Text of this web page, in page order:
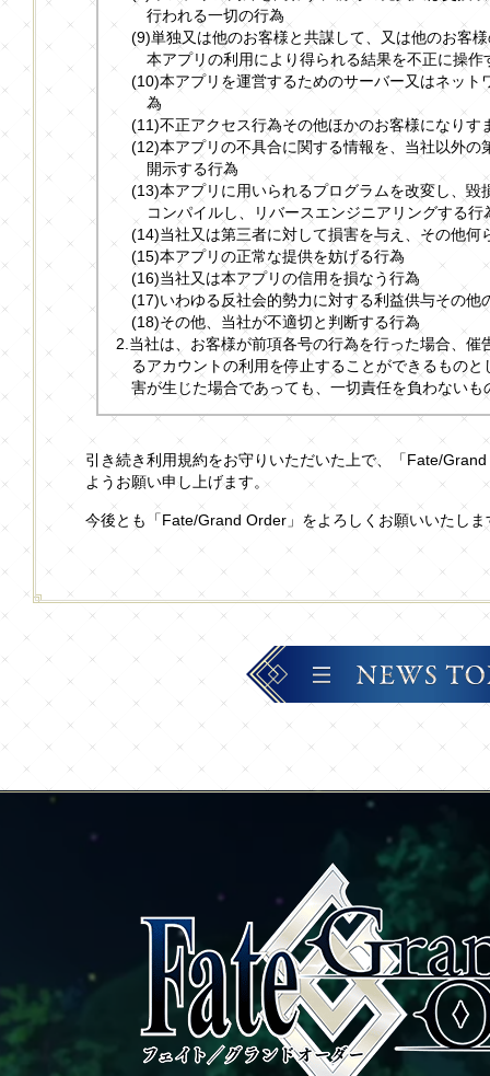
行われる一切の行為
(9)単独又は他のお客様と共謀して、又は他のお客
本アプリの利用により得られる結果を不正に操作
(10)本アプリを運営するためのサーバー又はネット
為
(11)不正アクセス行為その他ほかのお客様になりす
(12)本アプリの不具合に関する情報を、当社以外の
開示する行為
(13)本アプリに用いられるプログラムを改変し、毀
コンパイルし、リバースエンジニアリングする行
(14)当社又は第三者に対して損害を与え、その他何
(15)本アプリの正常な提供を妨げる行為
(16)当社又は本アプリの信用を損なう行為
(17)いわゆる反社会的勢力に対する利益供与その他
(18)その他、当社が不適切と判断する行為
2.当社は、お客様が前項各号の行為を行った場合、催
るアカウントの利用を停止することができるもの
害が生じた場合であっても、一切責任を負わないも
引き続き利用規約をお守りいただいた上で、「Fate/
ようお願い申し上げます。
今後とも「Fate/Grand Order」をよろしくお願いいたしま